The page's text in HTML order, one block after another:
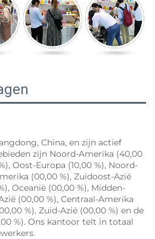
China, en zijn actief
zijn Noord-Amerika (40,00
Oost-Europa (10,00 %), Noord-
(00,00 %), Zuidoost-Azië
Oceanië (00,00 %), Midden-
(00,00 %), Centraal-Amerika
%), Zuid-Azië (00,00 %) en de
%). Ons kantoor telt in totaal